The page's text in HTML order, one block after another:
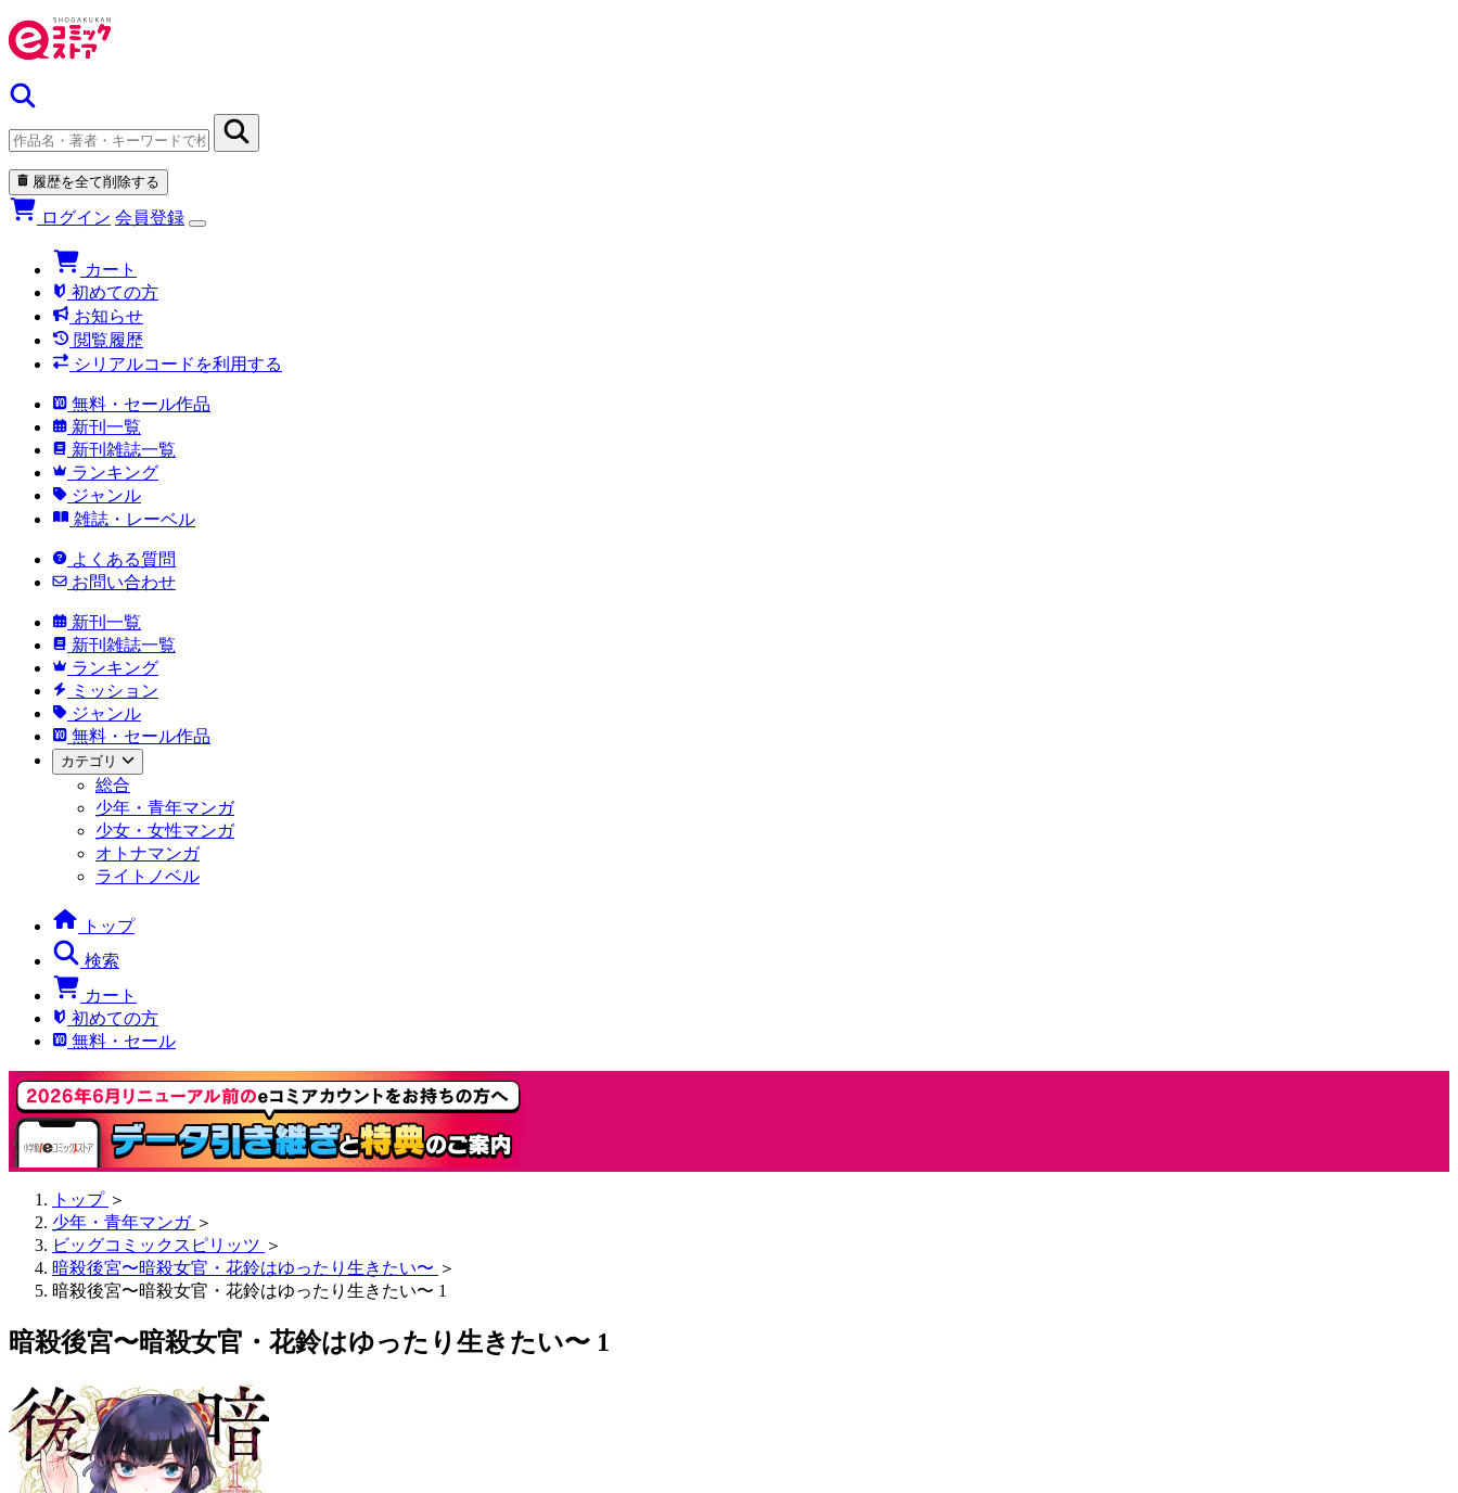
履歴を全て削除する
ログイン 会員登録
カート
初めての方
お知らせ
閲覧履歴
シリアルコードを利用する
無料・セール作品
新刊一覧
新刊雑誌一覧
ランキング
ジャンル
雑誌・レーベル
よくある質問
お問い合わせ
新刊一覧
新刊雑誌一覧
ランキング
ミッション
ジャンル
無料・セール作品
カテゴリ
総合
少年・青年マンガ
少女・女性マンガ
オトナマンガ
ライトノベル
トップ
検索
カート
初めての方
無料・セール
トップ ＞
少年・青年マンガ ＞
ビッグコミックスピリッツ ＞
暗殺後宮〜暗殺女官・花鈴はゆったり生きたい〜 ＞
暗殺後宮〜暗殺女官・花鈴はゆったり生きたい〜 1
暗殺後宮〜暗殺女官・花鈴はゆったり生きたい〜 1